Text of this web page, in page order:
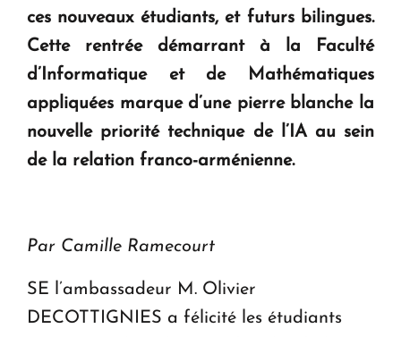
Le premier hôtel Hyatt Regency d'Arménie
ouvrira ses portes à Dilijan
ces nouveaux étudiants, et futurs bilingues.
Cette rentrée démarrant à la Faculté
d’Informatique et de Mathématiques
appliquées marque d’une pierre blanche la
nouvelle priorité technique de l’IA au sein
de la relation franco-arménienne.
Par Camille Ramecourt
SE l’ambassadeur M. Olivier
DECOTTIGNIES a félicité les étudiants